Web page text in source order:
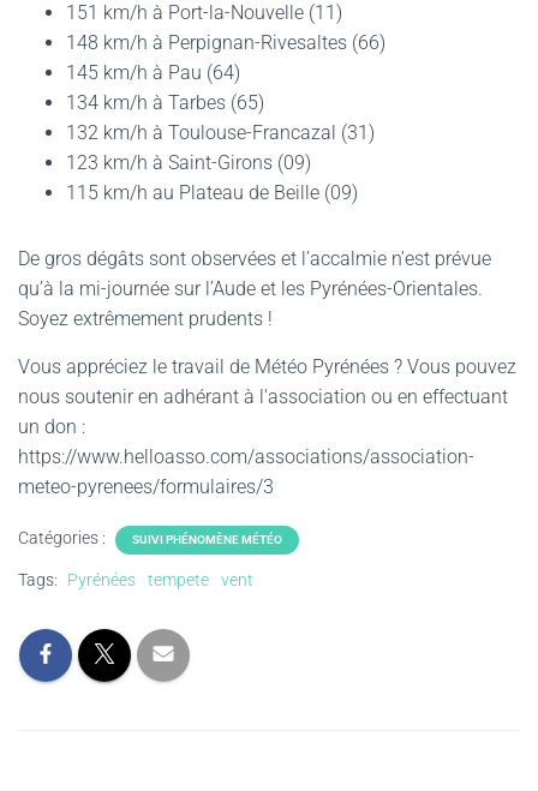
151 km/h à Port-la-Nouvelle (11)
148 km/h à Perpignan-Rivesaltes (66)
145 km/h à Pau (64)
134 km/h à Tarbes (65)
132 km/h à Toulouse-Francazal (31)
123 km/h à Saint-Girons (09)
115 km/h au Plateau de Beille (09)
De gros dégâts sont observées et l’accalmie n’est prévue
qu’à la mi-journée sur l’Aude et les Pyrénées-Orientales.
Soyez extrêmement prudents !
Vous appréciez le travail de Météo Pyrénées ? Vous pouvez
nous soutenir en adhérant à l'association ou en effectuant
un don :
https://www.helloasso.com/associations/association-
meteo-pyrenees/formulaires/3
Catégories : SUIVI PHÉNOMÈNE MÉTÉO
Tags: Pyrénées tempete vent